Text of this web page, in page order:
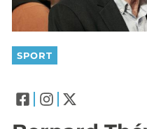
SPORT